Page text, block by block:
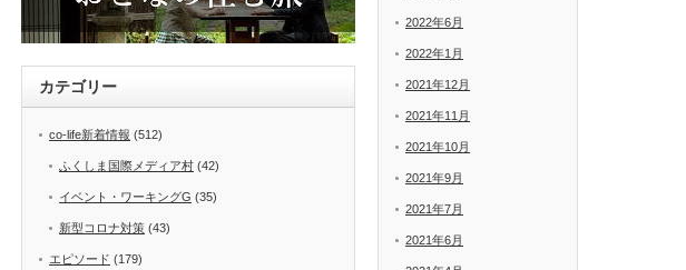
カテゴリー
co-life新着情報 (512)
ふくしま国際メディア村 (42)
イベント・ワーキングG (35)
新型コロナ対策 (43)
エピソード (179)
2022年6月
2022年1月
2021年12月
2021年11月
2021年10月
2021年9月
2021年7月
2021年6月